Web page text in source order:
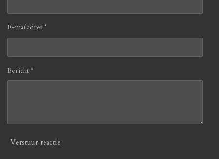
E-mailadres *
Bericht *
Verstuur reactie